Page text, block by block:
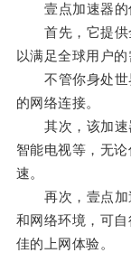
壹点加速器的
首先，它提供全
以满足全球用户的
不管你身处世
的网络连接。
其次，该加速器
智能电视等，无
速。
再次，壹点加
和网络环境，可
佳的上网体验。